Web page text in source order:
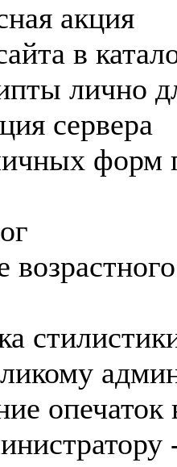
акция
в
лично
сервера
форм
опечаток